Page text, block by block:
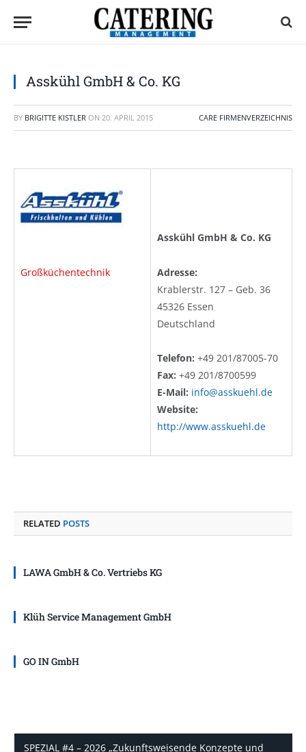
Asskühl GmbH & Co. KG
BY BRIGITTE KISTLER ON 20. APRIL 2015 CARE FIRMENVERZEICHNIS
Großküchentechnik
Asskühl GmbH & Co. KG
Adresse:
Krablerstr. 127 – Geb. 36
45326 Essen
Deutschland
Telefon: +49 201/87005-70
Fax: +49 201/8700599
E-Mail: info@asskuehl.de
Website:
http://www.asskuehl.de
RELATED POSTS
LAWA GmbH & Co. Vertriebs KG
Klüh Service Management GmbH
GO IN GmbH
SPEZIAL #4 – 2026 „Zukunftsweisende Konzepte und